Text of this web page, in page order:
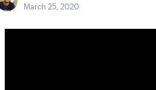
March 25, 2020